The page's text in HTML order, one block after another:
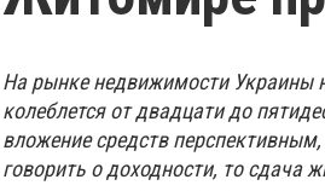
На рынке недвижимости Украины
колеблется от двадцати до
вложение средств
говорить о доходности, то сдача